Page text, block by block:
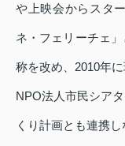
や上映会からスタ
ネ・フェリーチェ
称を改め、2010年
NPO法人市民シア
くり計画とも連携